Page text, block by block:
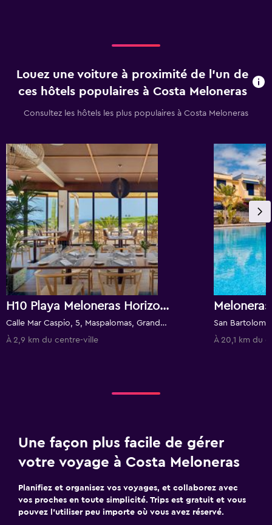
Louez une voiture à proximité de l’un de
ces hôtels populaires à Costa Meloneras
Consultez les hôtels les plus populaires à Costa Meloneras
H10 Playa Meloneras Horizons Collection, Gran Canaria
Calle Mar Caspio, 5, Maspalomas, Grande Canarie, Espagne
À 2,9 km du centre-ville
À 20,1 km du
Une façon plus facile de gérer
votre voyage à Costa Meloneras
Planifiez et organisez vos voyages, et collaborez avec
vos proches en toute simplicité. Trips est gratuit et vous
pouvez l’utiliser peu importe où vous avez réservé.